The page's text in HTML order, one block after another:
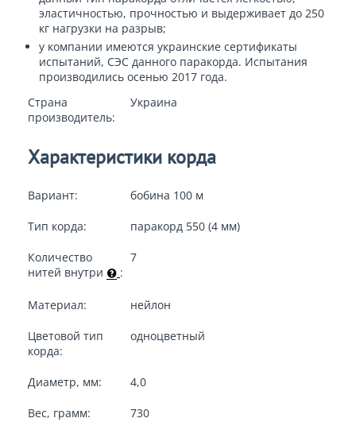
эластичностью, прочностью и выдерживает до 250
кг нагрузки на разрыв;
у компании имеются украинские сертификаты
испытаний, СЭС данного паракорда. Испытания
производились осенью 2017 года.
Страна
производитель:
Украина
Характеристики корда
Вариант: бобина 100 м
Тип корда: паракорд 550 (4 мм)
Количество
нитей внутри
:
7
Материал: нейлон
Цветовой тип
корда:
одноцветный
Диаметр, мм: 4,0
Вес, грамм: 730